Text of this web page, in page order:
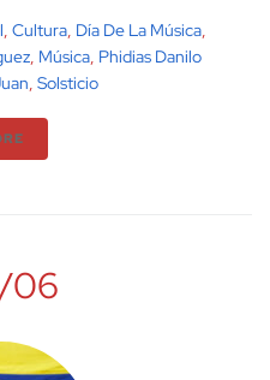
, Cultura, Día De La Música,
, Música, Phidias Danilo
, Solsticio
06